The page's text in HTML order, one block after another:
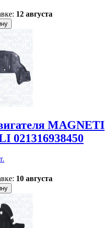
12 августа
MAGNETI
021316938450
10 августа